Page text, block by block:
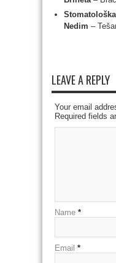
Nedim –
LEAVE A REPLY
Your email
Required fields
Name *
Email *